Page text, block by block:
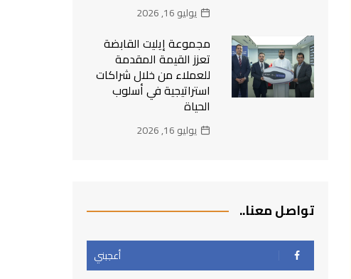
يوليو 16, 2026
مجموعة إيليت القابضة
تعزز القيمة المقدمة
للعملاء من خلال شراكات
استراتيجية في أسلوب
الحياة
يوليو 16, 2026
تواصل معنا..
أعجبني